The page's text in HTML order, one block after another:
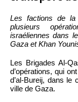
Les factions de la
plusieurs
israéliennes dans
Gaza et Khan
Les Brigades Al-
d’opérations, qui
d’al-Bureij, dans
ville de Gaza.